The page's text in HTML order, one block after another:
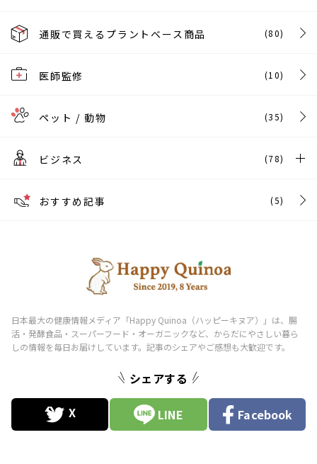
通販で買えるプラントベース商品 (80)
医師監修 (10)
ペット / 動物 (35)
ビジネス (78)
おすすめ記事 (5)
シェアする
LINE Facebook